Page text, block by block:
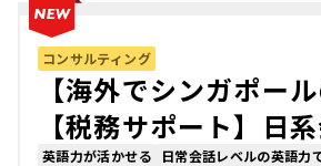
コンサルティング
【海外でシンガポール
【税務サポート】日
英語力が活かせる
日常会話レベルの英語力